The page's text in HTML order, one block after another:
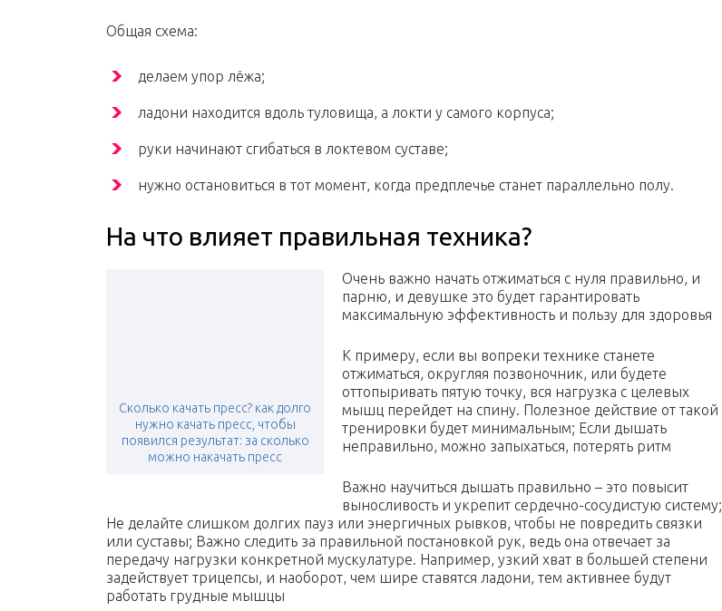
Общая схема:
делаем упор лёжа;
ладони находится вдоль туловища, а локти у самого корпуса;
руки начинают сгибаться в локтевом суставе;
нужно остановиться в тот момент, когда предплечье станет параллельно полу.
На что влияет правильная техника?
Сколько качать пресс? как долго
нужно качать пресс, чтобы
появился результат: за сколько
можно накачать пресс
Очень важно начать отжиматься с нуля правильно, и
парню, и девушке это будет гарантировать
максимальную эффективность и пользу для здоровья
К примеру, если вы вопреки технике станете
отжиматься, округляя позвоночник, или будете
оттопыривать пятую точку, вся нагрузка с целевых
мышц перейдет на спину. Полезное действие от такой
тренировки будет минимальным; Если дышать
неправильно, можно запыхаться, потерять ритм
Важно научиться дышать правильно – это повысит
выносливость и укрепит сердечно-сосудистую систему;
Не делайте слишком долгих пауз или энергичных рывков, чтобы не повредить связки
или суставы; Важно следить за правильной постановкой рук, ведь она отвечает за
передачу нагрузки конкретной мускулатуре. Например, узкий хват в большей степени
задействует трицепсы, и наоборот, чем шире ставятся ладони, тем активнее будут
работать грудные мышцы